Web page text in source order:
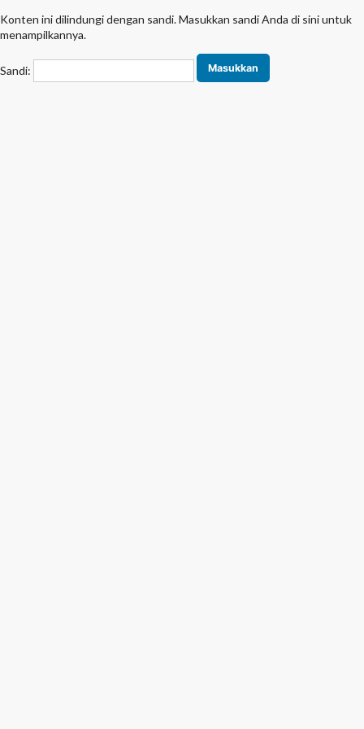
Konten ini dilindungi dengan sandi. Masukkan sandi Anda di sini untuk
menampilkannya.
Sandi: